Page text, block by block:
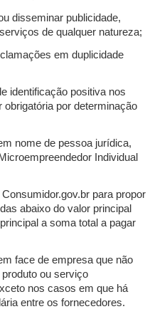
disseminar publicidade,
de qualquer natureza;
em duplicidade
identificação positiva nos
por determinação
nome de pessoa jurídica,
Individual
para propor
abaixo do valor principal
a soma total a pagar
face de empresa que não
ou serviço
nos casos em que há
entre os fornecedores.